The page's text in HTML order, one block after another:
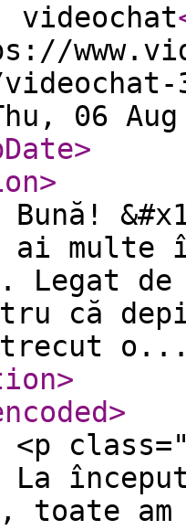
videochat
06
>
>
Bună!
ai
Legat
că
>
>
<p
La
toate